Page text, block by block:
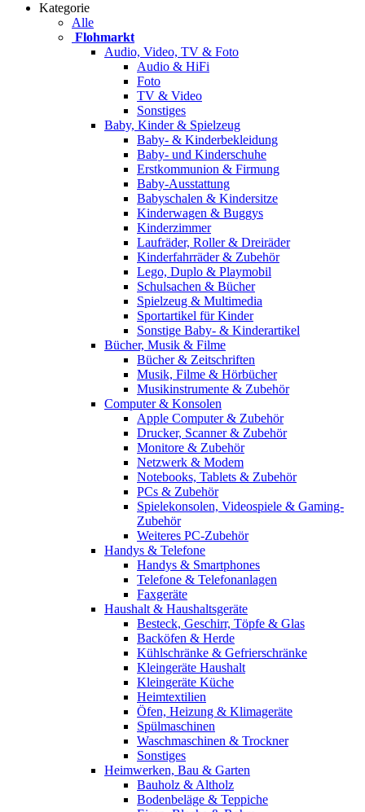
Kategorie
Alle
Flohmarkt
Audio, Video, TV & Foto
Audio & HiFi
Foto
TV & Video
Sonstiges
Baby, Kinder & Spielzeug
Baby- & Kinderbekleidung
Baby- und Kinderschuhe
Erstkommunion & Firmung
Baby-Ausstattung
Babyschalen & Kindersitze
Kinderwagen & Buggys
Kinderzimmer
Laufräder, Roller & Dreiräder
Kinderfahrräder & Zubehör
Lego, Duplo & Playmobil
Schulsachen & Bücher
Spielzeug & Multimedia
Sportartikel für Kinder
Sonstige Baby- & Kinderartikel
Bücher, Musik & Filme
Bücher & Zeitschriften
Musik, Filme & Hörbücher
Musikinstrumente & Zubehör
Computer & Konsolen
Apple Computer & Zubehör
Drucker, Scanner & Zubehör
Monitore & Zubehör
Netzwerk & Modem
Notebooks, Tablets & Zubehör
PCs & Zubehör
Spielekonsolen, Videospiele & Gaming-
Zubehör
Weiteres PC-Zubehör
Handys & Telefone
Handys & Smartphones
Telefone & Telefonanlagen
Faxgeräte
Haushalt & Haushaltsgeräte
Besteck, Geschirr, Töpfe & Glas
Backöfen & Herde
Kühlschränke & Gefrierschränke
Kleingeräte Haushalt
Kleingeräte Küche
Heimtextilien
Öfen, Heizung & Klimageräte
Spülmaschinen
Waschmaschinen & Trockner
Sonstiges
Heimwerken, Bau & Garten
Bauholz & Altholz
Bodenbeläge & Teppiche